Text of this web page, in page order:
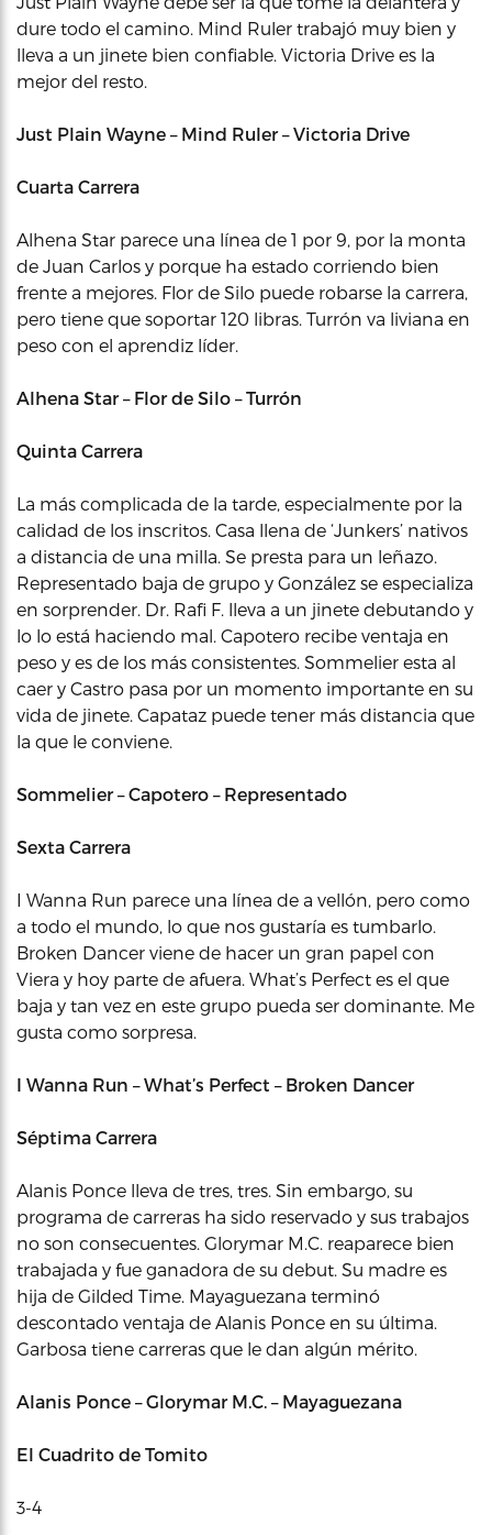
dure todo el camino. Mind Ruler trabajó muy bien y
lleva a un jinete bien confiable. Victoria Drive es la
mejor del resto.
Just Plain Wayne – Mind Ruler – Victoria Drive
Cuarta Carrera
Alhena Star parece una línea de 1 por 9, por la monta
de Juan Carlos y porque ha estado corriendo bien
frente a mejores. Flor de Silo puede robarse la carrera,
pero tiene que soportar 120 libras. Turrón va liviana en
peso con el aprendiz líder.
Alhena Star – Flor de Silo – Turrón
Quinta Carrera
La más complicada de la tarde, especialmente por la
calidad de los inscritos. Casa llena de ‘Junkers’ nativos
a distancia de una milla. Se presta para un leñazo.
Representado baja de grupo y González se especializa
en sorprender. Dr. Rafi F. lleva a un jinete debutando y
lo lo está haciendo mal. Capotero recibe ventaja en
peso y es de los más consistentes. Sommelier esta al
caer y Castro pasa por un momento importante en su
vida de jinete. Capataz puede tener más distancia que
la que le conviene.
Sommelier – Capotero – Representado
Sexta Carrera
I Wanna Run parece una línea de a vellón, pero como
a todo el mundo, lo que nos gustaría es tumbarlo.
Broken Dancer viene de hacer un gran papel con
Viera y hoy parte de afuera. What’s Perfect es el que
baja y tan vez en este grupo pueda ser dominante. Me
gusta como sorpresa.
I Wanna Run – What’s Perfect – Broken Dancer
Séptima Carrera
Alanis Ponce lleva de tres, tres. Sin embargo, su
programa de carreras ha sido reservado y sus trabajos
no son consecuentes. Glorymar M.C. reaparece bien
trabajada y fue ganadora de su debut. Su madre es
hija de Gilded Time. Mayaguezana terminó
descontado ventaja de Alanis Ponce en su última.
Garbosa tiene carreras que le dan algún mérito.
Alanis Ponce – Glorymar M.C. – Mayaguezana
El Cuadrito de Tomito
3-4